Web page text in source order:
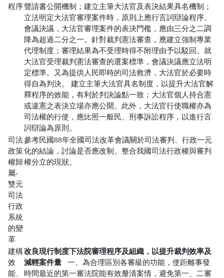
程序聲請書公開機制；建立主筆大法官及表決結果具名機制；
立法明定大法官審理案件時，原則上應行言詞辯論程序。
會議決議，大法官審理案件的表決門檻，應由三分之二調
降為超過二分之一。針對裁判憲法審查，應建立強制專業
代理制度；審理結果為不受理時得不附理由予以駁回。就
大法官受理裁判憲法審查的選案標準，會議決議應立法明
定標準。又為提供人民即時的司法救濟，大法官於必要時
得自為判決。
建立主筆大法官具名制度，以提升大法官解
釋程序的效能，有利於判決論點一致；大法官個人持合憲
或違憲之表決立場亦應公開。此外，大法官行使職權亦為
司法權的行使，應比照一般民、刑事訴訟程序，以進行言
詞辯論為原則。
司法
政策
權歸
屬-
雙元
司法
行政
系統
的變
革
參考民國88年全國司法改革會議關於司法審判、行政一元
化的結論，討論是否應改制、整合我國司法行政權與審判
權分立的現狀。
建構
效
能、
改良現行制度下法院審理程序及組織，以提升裁判效率及
減輕案件量
一、為合理區別各審級的功能，使距離事發
時間最近的第一審法院能有效釐清案情，避免第一、二審